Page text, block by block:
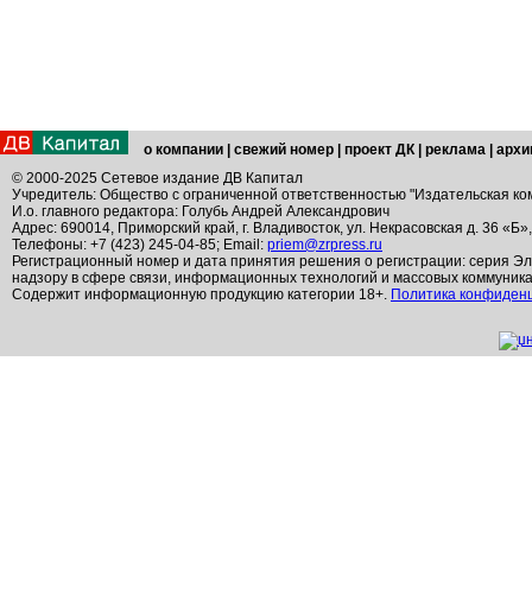
о компании свежий номер проект ДК реклама
© 2000-2025 Сетевое издание ДВ Капитал
Учредитель: Общество с ограниченной ответственностью "Издательская
И.о. главного редактора: Голубь Андрей Александрович
Адрес: 690014, Приморский край, г. Владивосток, ул. Некрасовская д. 36
Телефоны: +7 (423) 245-04-85; Email: priem@zrpress.ru
Регистрационный номер и дата принятия решения о регистрации: серия
надзору в сфере связи, информационных технологий и массовых
Содержит информационную продукцию категории 18+. Политика